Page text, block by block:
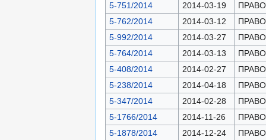
5-751/2014
2014-03-19
5-762/2014
2014-03-12
5-992/2014
2014-03-27
5-764/2014
2014-03-13
5-408/2014
2014-02-27
5-238/2014
2014-04-18
5-347/2014
2014-02-28
5-1766/2014
2014-11-26
5-1878/2014
2014-12-24